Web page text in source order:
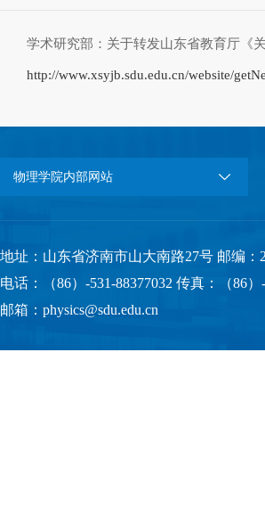
学术研究部：关于转发山东省教育厅《
http://www.xsyjb.sdu.edu.cn/website/
物理学院内部网站
地址：山东省济南市山大南路27号 邮编：
电话：（86）-531-88377032 传真：（86）
邮箱：physics@sdu.edu.cn